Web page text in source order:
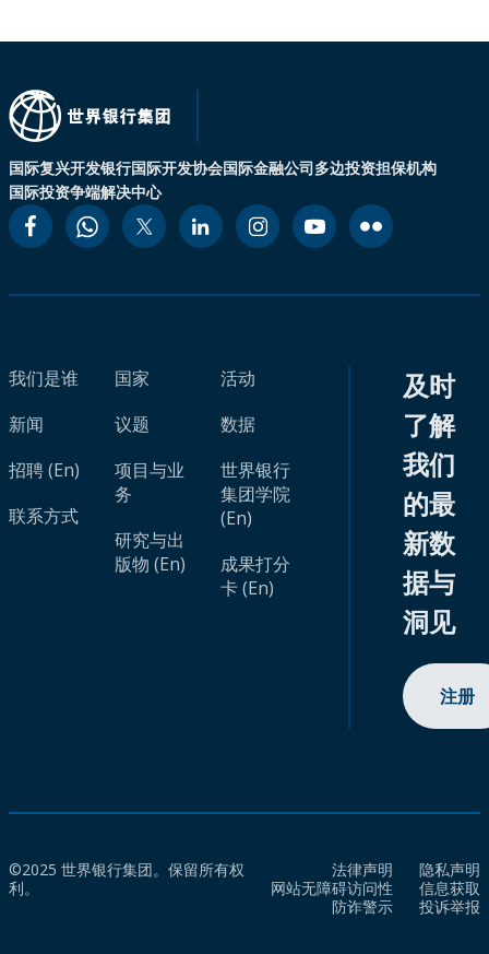
国际复兴开发银行国际开发协会国际金融公司多边投资担保机构
国际投资争端解决中心
我们是谁
新闻
招聘 (En)
联系方式
国家
议题
项目与业
务
研究与出
版物 (En)
活动
数据
世界银行
集团学院
(En)
成果打分
卡 (En)
及时
了解
我们
的最
新数
据与
洞见
注册
©2025 世界银行集团。保留所有权
利。
法律声明
隐私声明
网站无障碍访问性
信息获取
防诈警示
投诉举报